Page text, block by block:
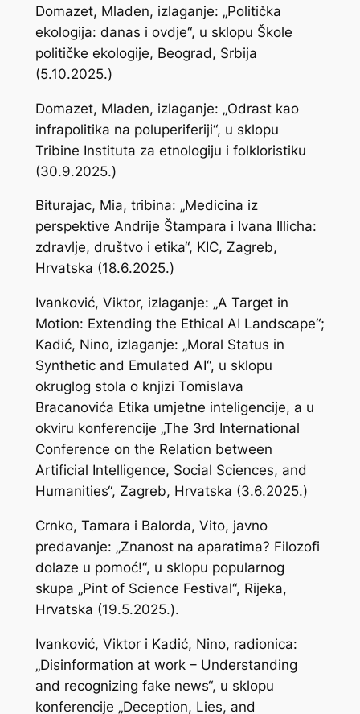
Domazet, Mladen, izlaganje: „Politička
ekologija: danas i ovdje“, u sklopu Škole
političke ekologije, Beograd, Srbija
(5.10.2025.)
Domazet, Mladen, izlaganje: „Odrast kao
infrapolitika na poluperiferiji“, u sklopu
Tribine Instituta za etnologiju i folkloristiku
(30.9.2025.)
Biturajac, Mia, tribina: „Medicina iz
perspektive Andrije Štampara i Ivana Illicha:
zdravlje, društvo i etika“, KIC, Zagreb,
Hrvatska (18.6.2025.)
Ivanković, Viktor, izlaganje: „A Target in
Motion: Extending the Ethical AI Landscape“;
Kadić, Nino, izlaganje: „Moral Status in
Synthetic and Emulated AI“, u sklopu
okruglog stola o knjizi Tomislava
Bracanovića Etika umjetne inteligencije, a u
okviru konferencije „The 3rd International
Conference on the Relation between
Artificial Intelligence, Social Sciences, and
Humanities“, Zagreb, Hrvatska (3.6.2025.)
Crnko, Tamara i Balorda, Vito, javno
predavanje: „Znanost na aparatima? Filozofi
dolaze u pomoć!“, u sklopu popularnog
skupa „Pint of Science Festival“, Rijeka,
Hrvatska (19.5.2025.).
Ivanković, Viktor i Kadić, Nino, radionica:
„Disinformation at work – Understanding
and recognizing fake news“, u sklopu
konferencije „Deception, Lies, and